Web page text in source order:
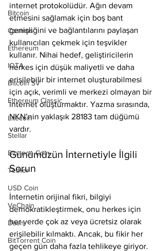
Bitcoin
Cosmos
Ethereum
IOTA
Bitcoin SV
Ethereum Classic
Litecoin
Stellar
Binance Coin
Tether
USD Coin
VeChain
Dash
BitTorrent Coin
internet protokolüdür. Ağın devam
etmesini sağlamak için boş bant
genişliğini ve bağlantılarını paylaşan
kullanıcıları çekmek için teşvikler
kullanır. Nihai hedef, geliştiricilerin
herkes için düşük maliyetli ve daha
erişilebilir bir internet oluşturabilmesi
için açık, verimli ve merkezi olmayan bir
internet oluşturmaktır. Yazma sırasında,
NKN’nin yaklaşık 28183 tam düğümü
vardır.
Günümüzün İnternetiyle İlgili
Sorun
İnternetin orijinal fikri, bilgiyi
demokratikleştirmek, onu herkes için
her yerde çok az veya ücretsiz olarak
erişilebilir kılmaktı. Ancak, bu fikir her
geçen gün daha fazla tehlikeye giriyor.